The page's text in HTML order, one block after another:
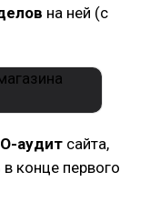
на ней (с
аудит сайта,
конце первого